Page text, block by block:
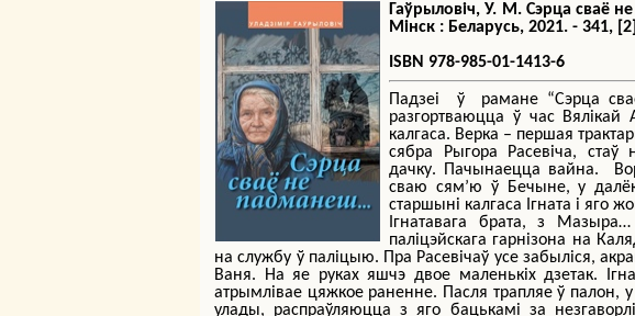
Гаўрыловіч, У. М. Сэрца сваё
Мінск : Беларусь, 2021. - 341,
ISBN 978-985-01-1413-6
Падзеі ў рамане “Сэрца
разгортваюцца ў час
калгаса. Верка – першая
сябра Рыгора Расевіча, стаў
дачку. Пачынаецца вайна.
сваю сям’ю ў Бечыне, у
старшыні калгаса Ігната і яго
Ігнатавага брата, з
паліцэйскага гарнізона на
на службу ў паліцыю. Пра Расевічаў усе забыліся,
Ваня. На яе руках яшчэ двое маленькіх дзетак.
атрымлівае цяжкое раненне. Пасля трапляе ў палон,
улады, распраўляюцца з яго бацькамі за